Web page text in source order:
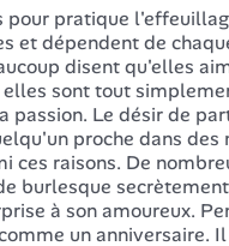
pour pratique
et dépendent de
disent qu'elles
sont tout
passion. Le désir de
proche dans des
ces raisons. De
burlesque
à son amoureux.
un anniversaire.